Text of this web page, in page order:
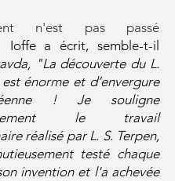
n'est pas passé
Ioffe a écrit, semble-t-il
"La découverte du L.
est énorme et d’envergure
! Je souligne
le travail
réalisé par L. S. Terpen,
testé chaque
invention et l'a achevée